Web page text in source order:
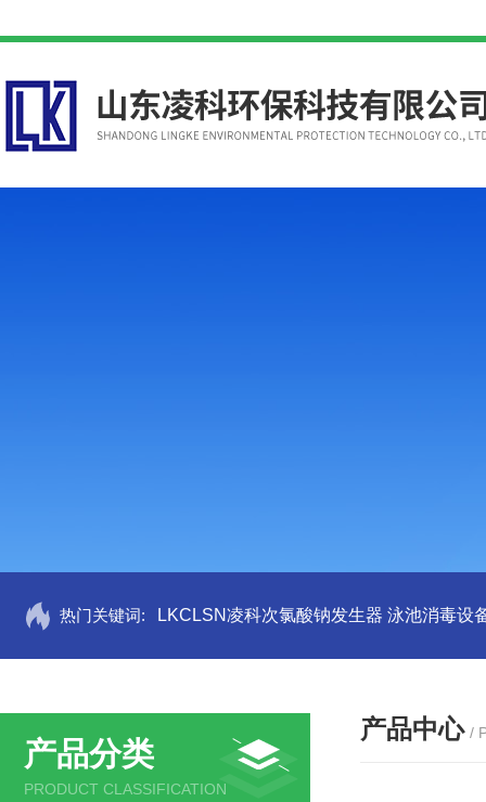
热门关键词: LKCLSN凌科次氯酸钠发生器 泳池消毒设
产品分类
PRODUCT CLASSIFICATION
产品中心 /